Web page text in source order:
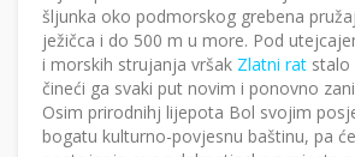
šljunka oko podmorskog grebena
ježičca i do 500 m u more. Pod
i morskih strujanja vršak Zlatni rat
čineći ga svaki put novim i ponovno
Osim prirodnihj lijepota Bol svojim
bogatu kulturno-povjesnu baštinu, pa